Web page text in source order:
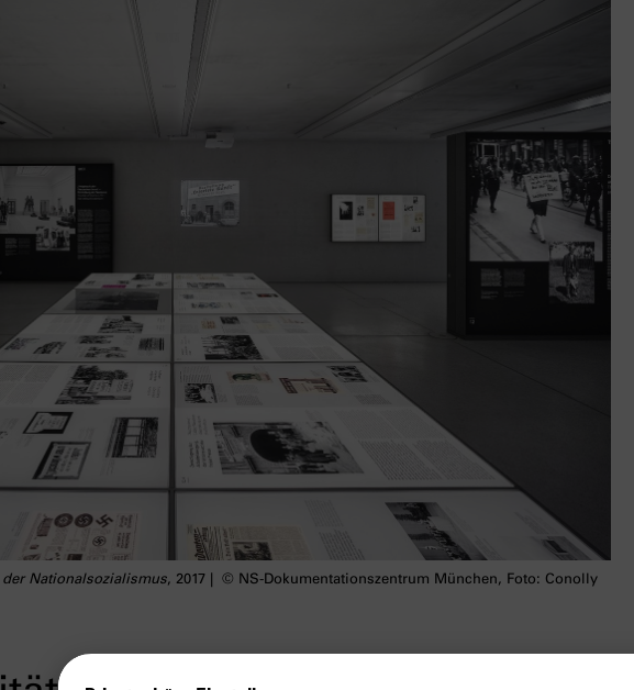
Nationalsozialismus, 2017 | © NS-Dokumentationszentrum München, Foto: Conolly